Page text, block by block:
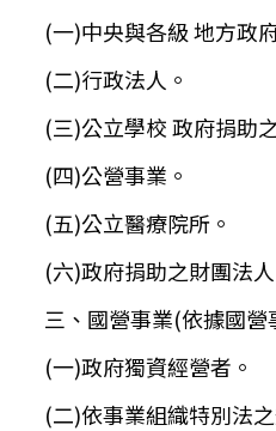
(一)中央與各級 地方政
(二)行政法人。
(三)公立學校 政府捐助
(四)公營事業。
(五)公立醫療院所。
(六)政府捐助之財團法人
三、國營事業(依據國營
(一)政府獨資經營者。
(二)依事業組織特別法